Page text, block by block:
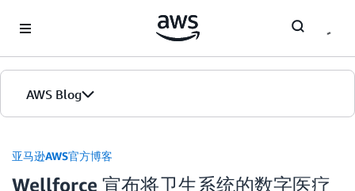
AWS Blog
首页
版本
亚马逊AWS官方博客
Wellforce 宣布将卫生系统的数字医疗